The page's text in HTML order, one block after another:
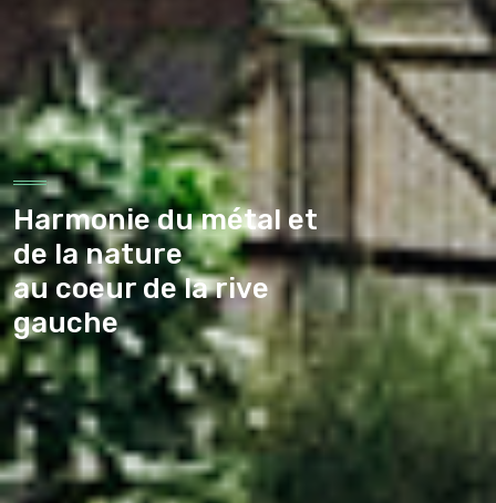
Harmonie du métal et
de la nature
au coeur de la rive
gauche